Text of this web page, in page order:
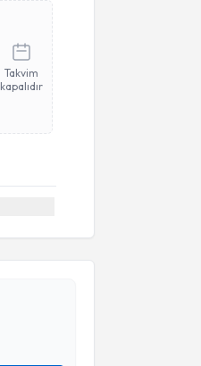
Takvim
kapalıdır